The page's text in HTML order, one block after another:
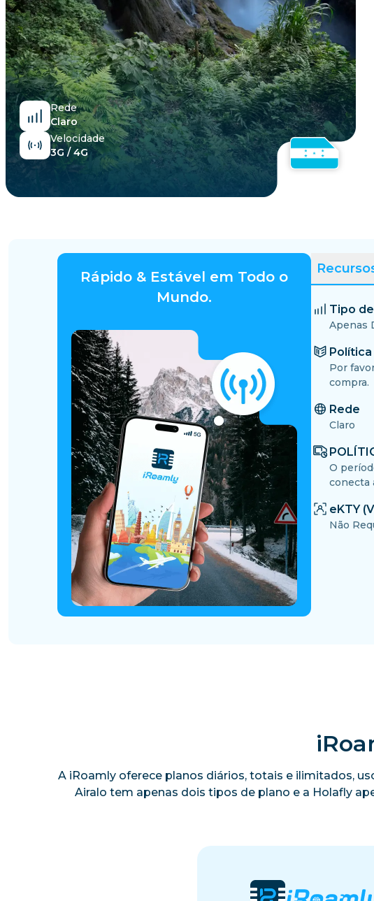
Rede
Claro
Velocidade
3G / 4G
Rápido & Estável em Todo o
Mundo.
Tipo
Apenas
Por
compra.
Rede
Claro
O
conecta
eKTY
Não
A iRoamly oferece planos diários, totais e ilimitados,
Airalo tem apenas dois tipos de plano e a Holafly